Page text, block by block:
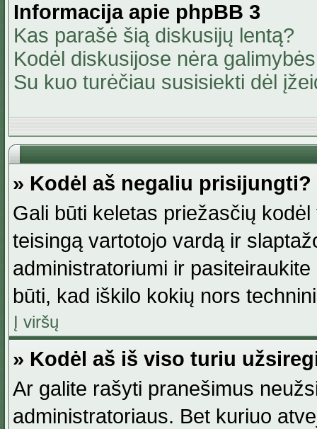
Informacija apie phpBB 3
Kas parašė šią diskusijų lentą?
Kodėl diskusijose nėra
Su kuo turėčiau susisiekti dėl
» Kodėl aš negaliu prisijungti?
Gali būti keletas priežasčių
teisingą vartotojo vardą ir
administratoriumi ir
būti, kad iškilo kokių nors
Į viršų
» Kodėl aš iš viso turiu
Ar galite rašyti pranešimus
administratoriaus. Bet kuriuo